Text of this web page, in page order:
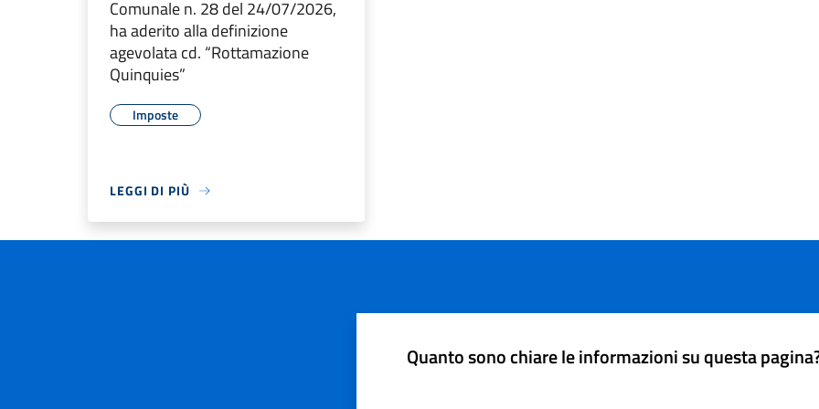
Comunale n. 28 del 24/07/2026,
ha aderito alla definizione
agevolata cd. “Rottamazione
Quinquies”
Imposte
LEGGI DI PIÙ
Quanto sono chiare le informazioni su questa